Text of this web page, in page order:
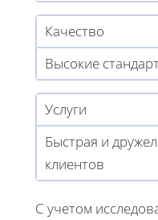
Качество
Высокие
Услуги
Быстрая и
клиентов
С учетом